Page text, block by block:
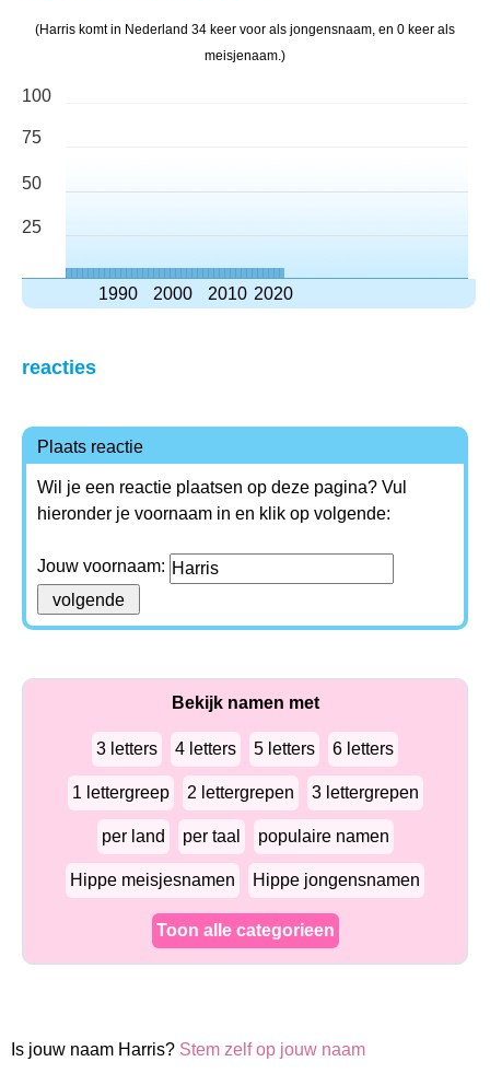
(Harris komt in Nederland 34 keer voor als jongensnaam, en 0 keer als
meisjenaam.)
100
75
50
25
1990 2000 2010 2020
reacties
Plaats reactie
Wil je een reactie plaatsen op deze pagina? Vul
hieronder je voornaam in en klik op volgende:
Jouw voornaam:
Bekijk namen met
3 letters 4 letters 5 letters 6 letters
1 lettergreep 2 lettergrepen 3 lettergrepen
per land per taal populaire namen
Hippe meisjesnamen Hippe jongensnamen
Toon alle categorieen
Is jouw naam Harris? Stem zelf op jouw naam